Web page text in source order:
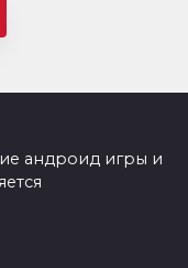
андроид игры и